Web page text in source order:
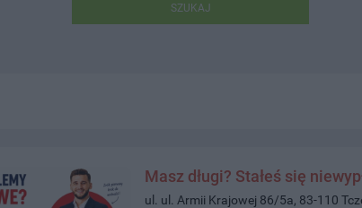
SZUKAJ
Masz długi? Stałeś się
ul. ul. Armii Krajowej 86/5a, 83-110